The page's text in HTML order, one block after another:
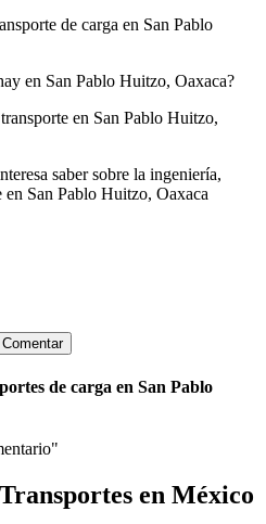
de carga en San Pablo
en San Pablo Huitzo, Oaxaca?
en San Pablo Huitzo,
saber sobre la ingeniería,
San Pablo Huitzo, Oaxaca
de carga en San Pablo
en México